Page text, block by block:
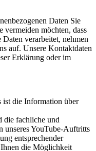
Daten Sie
vermeiden möchten, dass
verarbeitet, nehmen
auf. Unsere Kontaktdaten
Erklärung oder im
ist die Information über
die fachliche und
unseres YouTube-Auftritts
entsprechender
die Möglichkeit